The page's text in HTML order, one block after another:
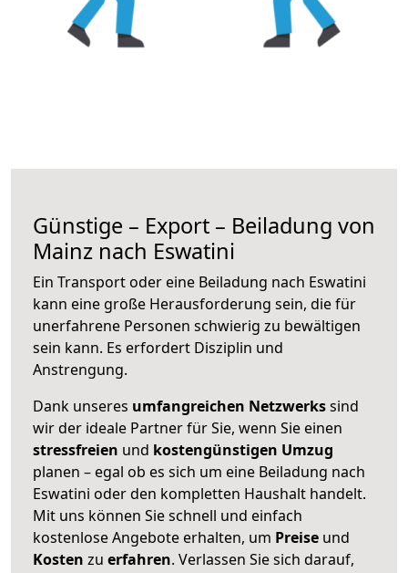
Günstige – Export – Beiladung von
Mainz nach Eswatini
Ein Transport oder eine Beiladung nach Eswatini
kann eine große Herausforderung sein, die für
unerfahrene Personen schwierig zu bewältigen
sein kann. Es erfordert Disziplin und
Anstrengung.
Dank unseres umfangreichen Netzwerkssind
wir der ideale Partner für Sie, wenn Sie einen
stressfreien und kostengünstigen Umzug
planen – egal ob es sich um eine Beiladung nach
Eswatini oder den kompletten Haushalt handelt.
Mit uns können Sie schnell und einfach
kostenlose Angebote erhalten, um Preise und
Kosten zu erfahren. Verlassen Sie sich darauf,